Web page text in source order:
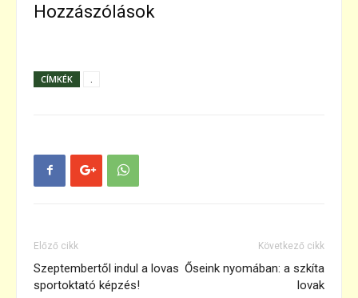
Hozzászólások
CÍMKÉK
Előző cikk
Szeptembertől indul a lovas
sportoktató képzés!
Következő cikk
Őseink nyomában: a szkíta
lovak